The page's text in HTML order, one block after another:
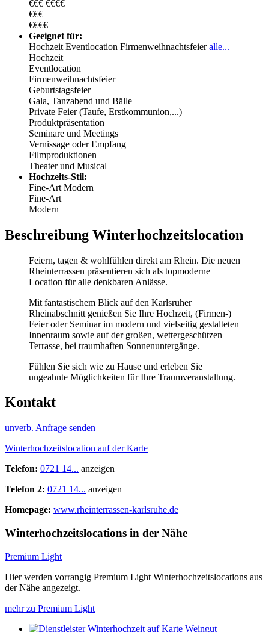
€€€ €€€€
€€€
€€€€
Geeignet für:
Hochzeit Eventlocation Firmenweihnachtsfeieralle...
Hochzeit
Eventlocation
Firmenweihnachtsfeier
Geburtstagsfeier
Gala, Tanzabend und Bälle
Private Feier (Taufe, Erstkommunion,...)
Produktpräsentation
Seminare und Meetings
Vernissage oder Empfang
Filmproduktionen
Theater und Musical
Hochzeits-Stil:
Fine-Art Modern
Fine-Art
Modern
Beschreibung Winterhochzeitslocation
Feiern, tagen & wohlfühlen direkt am Rhein. Die neuen
Rheinterrassen präsentieren sich als topmoderne
Location für alle denkbaren Anlässe.
Mit fantastischem Blick auf den Karlsruher
Rheinabschnitt genießen Sie Ihre Hochzeit, (Firmen-)
Feier oder Seminar im modern und vielseitig gestalteten
Innenraum sowie auf der großen, wettergeschützen
Terrasse, bei traumhaften Sonnenuntergänge.
Fühlen Sie sich wie zu Hause und erleben Sie
ungeahnte Möglichkeiten für Ihre Traumveranstaltung.
Kontakt
unverb. Anfrage senden
Winterhochzeitslocation auf der Karte
Telefon: 0721 14... anzeigen
Telefon 2: 0721 14... anzeigen
Homepage: www.rheinterrassen-karlsruhe.de
Winterhochzeitslocations in der Nähe
Premium Light
Hier werden vorrangig Premium Light Winterhochzeitslocations aus
der Nähe angezeigt.
mehr zu Premium Light
Weingut